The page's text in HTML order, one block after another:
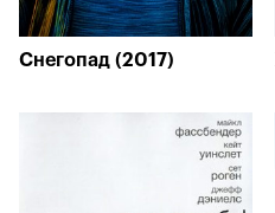
Снегопад (2017)